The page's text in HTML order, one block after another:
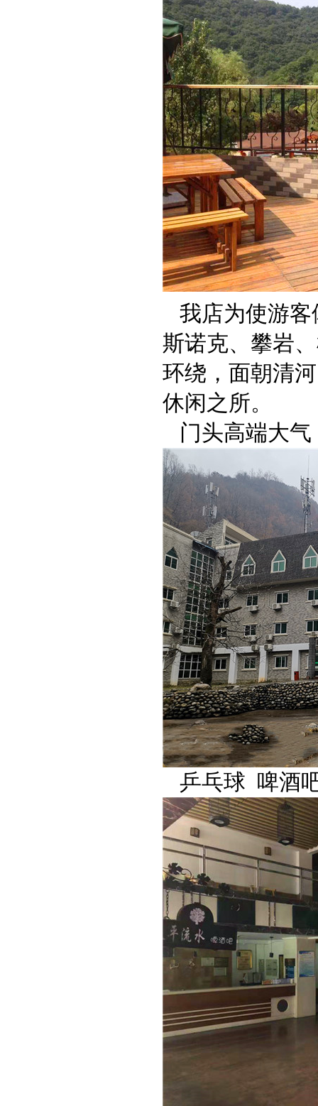
我店为使游客
斯诺克、攀岩
环绕，面朝清
休闲之所。
门头高端大气
乒乓球 啤酒